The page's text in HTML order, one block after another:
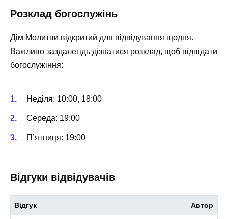
Розклад богослужінь
Дім Молитви відкритий для відвідування щодня.
Важливо заздалегідь дізнатися розклад, щоб відвідати
богослужіння:
Неділя: 10:00, 18:00
Середа: 19:00
П’ятниця: 19:00
Відгуки відвідувачів
Відгук Автор